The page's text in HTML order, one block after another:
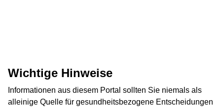
Wichtige Hinweise
Informationen aus diesem Portal sollten Sie niemals als
alleinige Quelle für gesundheitsbezogene Entscheidungen